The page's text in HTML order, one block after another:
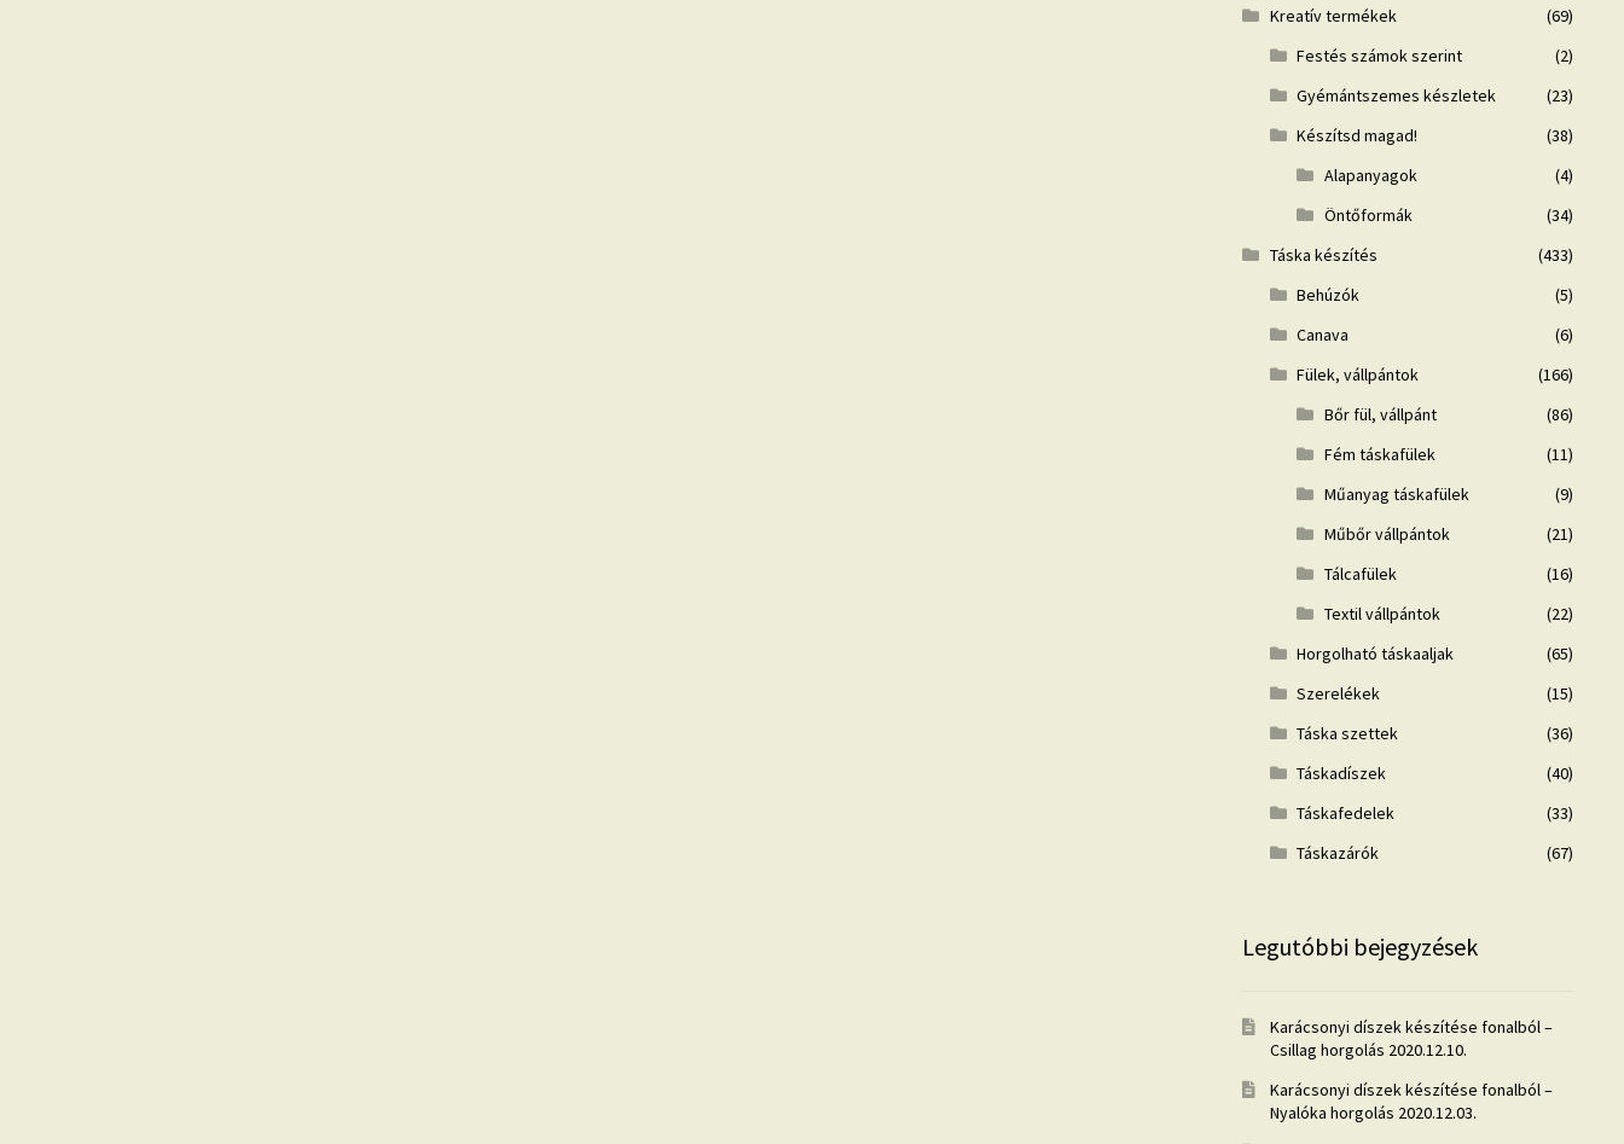
Kreatív termékek
(69)
Festés számok szerint
(2)
Gyémántszemes készletek
(23)
Készítsd magad!
(38)
Alapanyagok
(4)
Öntőformák
(34)
Táska készítés
(433)
Behúzók
(5)
Canava
(6)
Fülek, vállpántok
(166)
Bőr fül, vállpánt
(86)
Fém táskafülek
(11)
Műanyag táskafülek
(9)
Műbőr vállpántok
(21)
Tálcafülek
(16)
Textil vállpántok
(22)
Horgolható táskaaljak
(65)
Szerelékek
(15)
Táska szettek
(36)
Táskadíszek
(40)
Táskafedelek
(33)
Táskazárók
(67)
Legutóbbi bejegyzések
Karácsonyi díszek készítése fonalból –
Csillag horgolás 2020.12.10.
Karácsonyi díszek készítése fonalból –
Nyalóka horgolás 2020.12.03.